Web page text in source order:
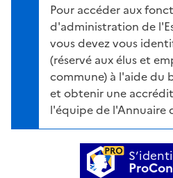
Pour accéder aux
d'administration de
vous devez vous
(réservé aux élus et
commune) à l'aide du
et obtenir une
l'équipe de l'Annuaire